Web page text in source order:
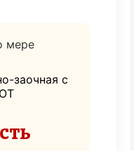
мере
заочная с